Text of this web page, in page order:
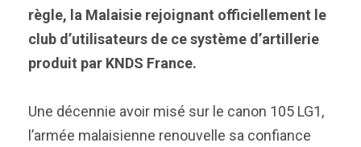
règle, la Malaisie rejoignant officiellement le
club d’utilisateurs de ce système d’artillerie
produit par KNDS France.
Une décennie avoir misé sur le canon 105 LG1,
l’armée malaisienne renouvelle sa confiance